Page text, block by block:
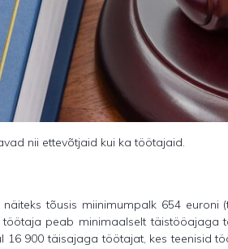
nii ettevõtjaid kui ka töötajaid.
tõusis miinimumpalk 654 euroni
peab minimaalselt täistööajaga
16 900 täisajaga töötajat, kes teenisid